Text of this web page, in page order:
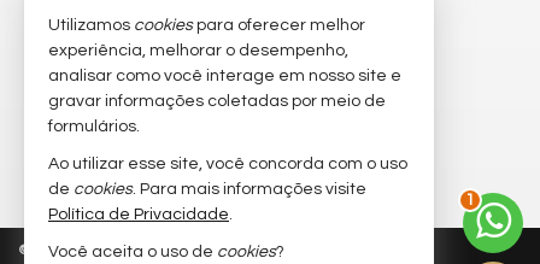
receba nosso newsletter
cadastre seu imóvel
imóveis favoritos
mapa de imóveis
© 2026 CRECI/SP 32.445-J Política de Privacidade
Utilizamos cookiespara oferecer melhor
experiência, melhorar o desempenho,
analisar como você interage em nosso site e
gravar informações coletadas por meio de
formulários.
Ao utilizar esse site, você concorda com o uso
de cookies. Para mais informações visite
Política de Privacidade.
Você aceita o uso de cookies?